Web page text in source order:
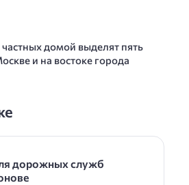
домой выделят пять
и на востоке города
дорожных служб